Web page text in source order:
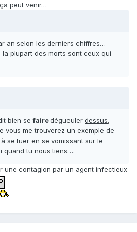
peut venir…
an selon les derniers chiffres…
la plupart des morts sont ceux qui
bien sefairedégueuler dessus,
vous me trouverez un exemple de
se tuer en se vomissant sur le
quand tu nous tiens….
une contagion par un agent infectieux